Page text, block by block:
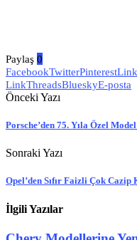
Paylaş 0
FacebookTwitterPinterest
LinkThreadsBlueskyE-posta
Önceki Yazı
Porsche’den 75. Yıla Özel
Sonraki Yazı
Opel’den Sıfır Faizli Çok
İlgili Yazılar